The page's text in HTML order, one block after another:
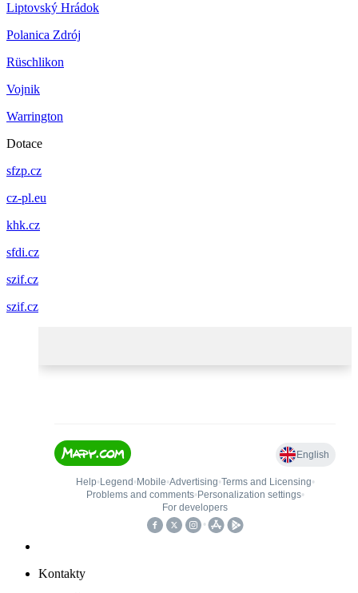
Liptovský Hrádok
Polanica Zdrój
Rüschlikon
Vojnik
Warrington
Dotace
sfzp.cz
cz-pl.eu
khk.cz
sfdi.cz
szif.cz
szif.cz
Kontakty